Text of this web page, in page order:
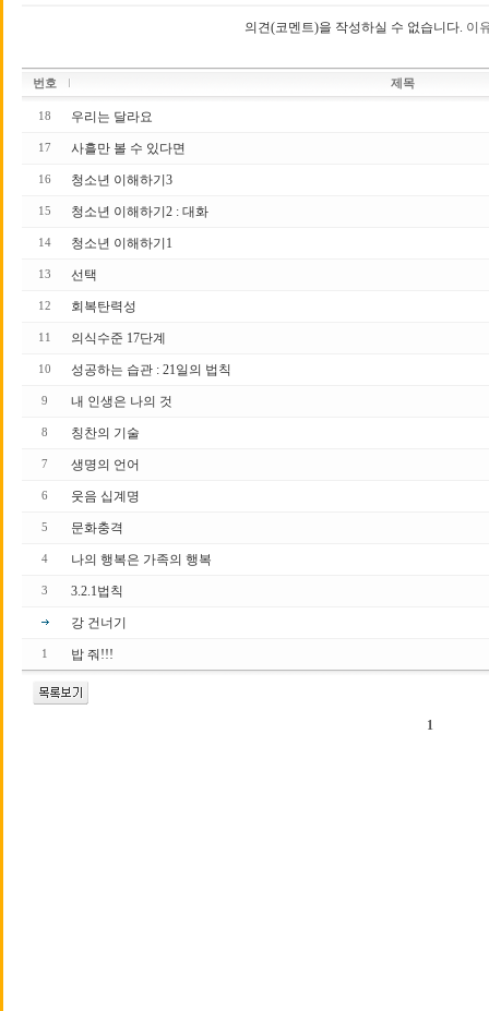
의견(코멘트)을 작성하실 수 없습니다. 이
번호 제목
18 우리는 달라요
17 사흘만 볼 수 있다면
16 청소년 이해하기3
15 청소년 이해하기2 : 대화
14 청소년 이해하기1
13 선택
12 회복탄력성
11 의식수준 17단계
10 성공하는 습관 : 21일의 법칙
9 내 인생은 나의 것
8 칭찬의 기술
7 생명의 언어
6 웃음 십계명
5 문화충격
4 나의 행복은 가족의 행복
3 3.2.1법칙
강 건너기
1 밥 줘!!!
1